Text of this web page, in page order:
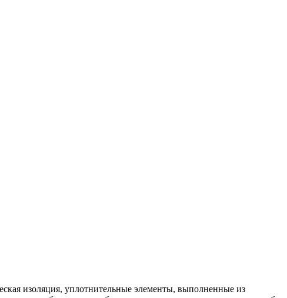
изоляция, уплотнительные элементы, выполненные из